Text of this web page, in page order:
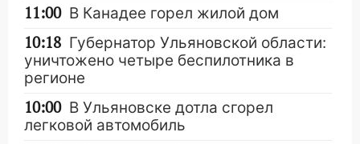
11:00 В Канадее горел жилой дом
10:18 Губернатор Ульяновской области:
уничтожено четыре беспилотника в
регионе
10:00 В Ульяновске дотла сгорел
легковой автомобиль